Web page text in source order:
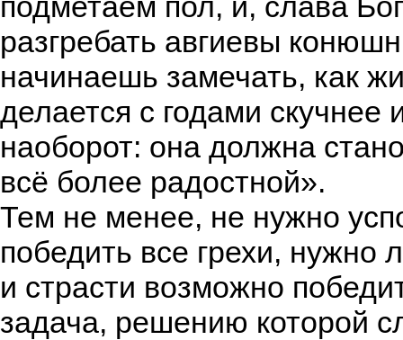
разгребать авгиевы
начинаешь замечать, как
делается с годами
наоборот: она должна
всё более радостной».
Тем не менее, не нужно
победить все грехи, нужно
и страсти возможно
задача, решению которой